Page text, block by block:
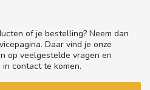
of je bestelling? Neem dan
Daar vind je onze
op veelgestelde vragen en
contact te komen.